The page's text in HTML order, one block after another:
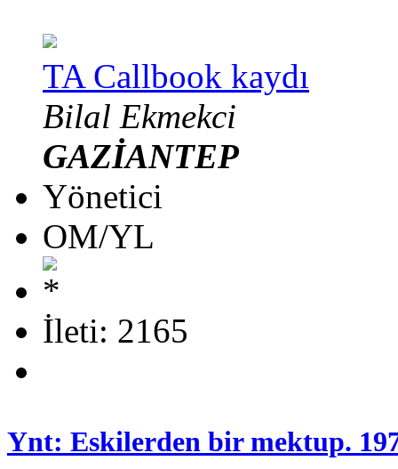
TA Callbook kaydı
Bilal Ekmekci
GAZİANTEP
Yönetici
OM/YL
İleti: 2165
Ynt: Eskilerden bir mektup.